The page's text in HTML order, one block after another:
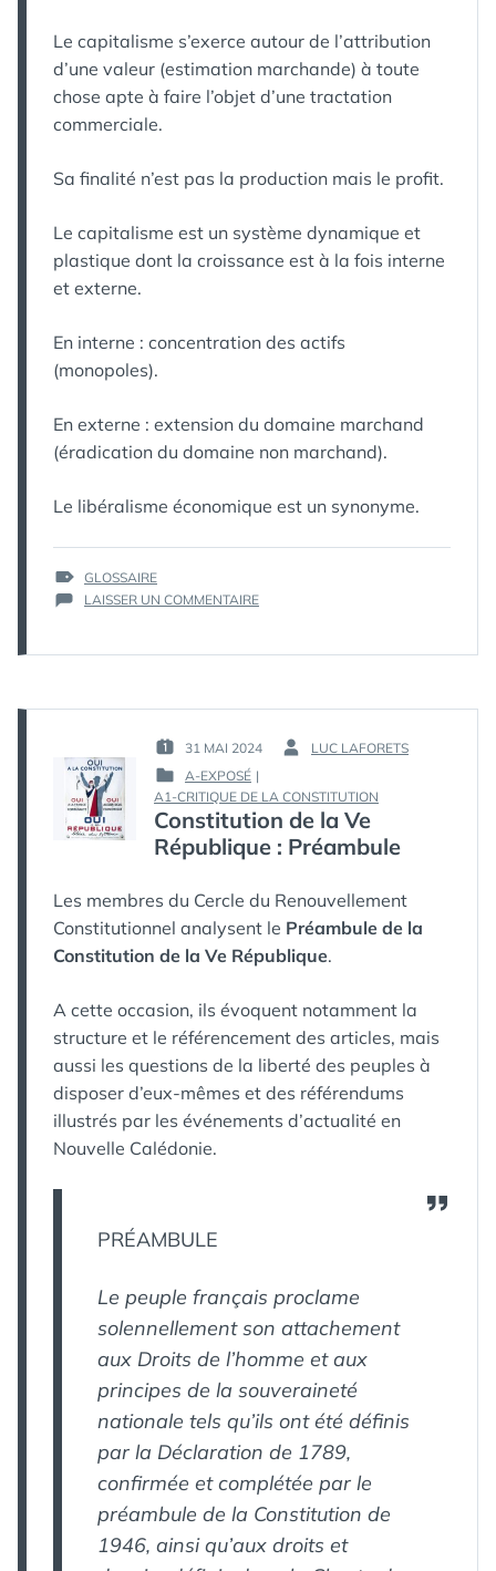
Le capitalisme s’exerce autour de l’attribution
d’une valeur (estimation marchande) à toute
chose apte à faire l’objet d’une tractation
commerciale.
Sa finalité n’est pas la production mais le profit.
Le capitalisme est un système dynamique et
plastique dont la croissance est à la fois interne
et externe.
En interne : concentration des actifs
(monopoles).
En externe : extension du domaine marchand
(éradication du domaine non marchand).
Le libéralisme économique est un synonyme.
ÉTIQUETTES :
GLOSSAIRE
LAISSER UN COMMENTAIRESUR
PUBLIÉ
31 MAI 2024
PAR :
LUC LAFORETS
PUBLIÉ
DANS
A-EXPOSÉ |
A1-CRITIQUE DE LA CONSTITUTION
Constitution de la Ve
République : Préambule
Les membres du Cercle du Renouvellement
Constitutionnel analysent le Préambule de la
Constitution de la Ve République.
A cette occasion, ils évoquent notamment la
structure et le référencement des articles, mais
aussi les questions de la liberté des peuples à
disposer d’eux-mêmes et des référendums
illustrés par les événements d’actualité en
Nouvelle Calédonie.
PRÉAMBULE
Le peuple français proclame
solennellement son attachement
aux Droits de l’homme et aux
principes de la souveraineté
nationale tels qu’ils ont été définis
par la Déclaration de 1789,
confirmée et complétée par le
préambule de la Constitution de
1946, ainsi qu’aux droits et